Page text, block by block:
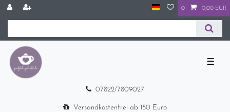
0 0,00 EUR
☰
07822/7809027
Versandkostenfrei ab 150 Euro